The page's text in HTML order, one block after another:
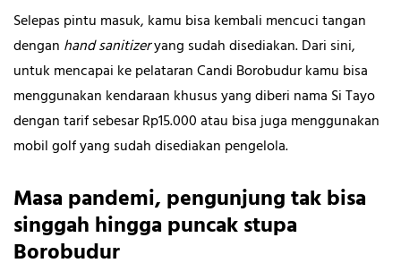
Selepas pintu masuk, kamu bisa kembali mencuci tangan
dengan hand sanitizeryang sudah disediakan. Dari sini,
untuk mencapai ke pelataran Candi Borobudur kamu bisa
menggunakan kendaraan khusus yang diberi nama Si Tayo
dengan tarif sebesar Rp15.000 atau bisa juga menggunakan
mobil golf yang sudah disediakan pengelola.
Masa pandemi, pengunjung tak bisa
singgah hingga puncak stupa
Borobudur